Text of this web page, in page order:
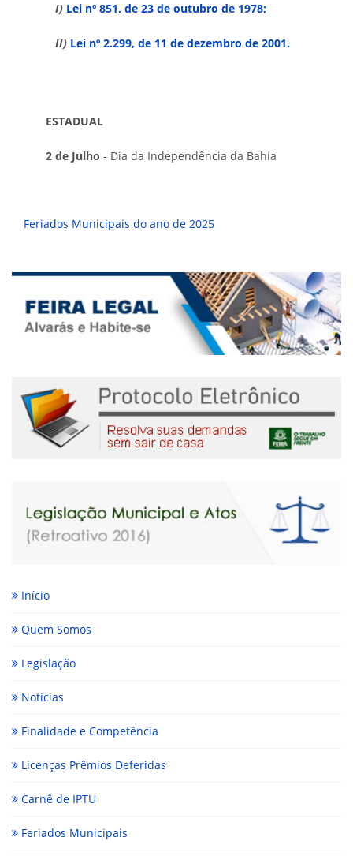
I) Lei nº 851, de 23 de outubro de 1978;
II) Lei nº 2.299, de 11 de dezembro de 2001.
ESTADUAL
2 de Julho - Dia da Independência da Bahia
Feriados Municipais do ano de 2025
Início
Quem Somos
Legislação
Notícias
Finalidade e Competência
Licenças Prêmios Deferidas
Carnê de IPTU
Feriados Municipais